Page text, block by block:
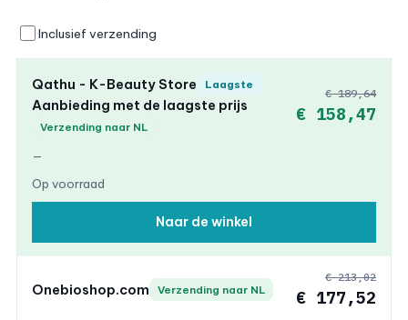
Inclusief verzending
Qathu - K-Beauty Store Laagste
Aanbieding met de laagste prijs
Verzending naar NL
—
Op voorraad
€ 189,64
€ 158,47
Naar de winkel
Onebioshop.com Verzending naar NL
€ 213,02
€ 177,52